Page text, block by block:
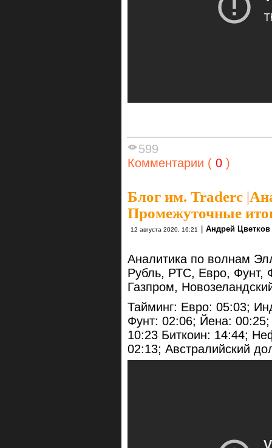
599
Комментарии ( 0 )
Блог им. Traderc |
Промежуточные
12 августа 2020, 16:21 | Андрей Цветков
Аналитика по волнам
Рубль, РТС, Евро, Фунт,
Газпром,
Тайминг: Евро: 05:03;
Фунт: 02:06; Йена:
10:23 Биткоин: 14:44;
02:13; Австралийский